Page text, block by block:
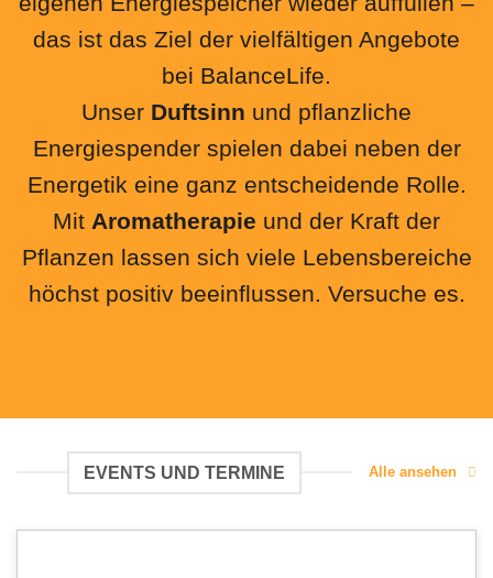
das ist das Ziel der vielfältigen Angebote
bei BalanceLife.
Unser Duftsinn und pflanzliche
Energiespender spielen dabei neben der
Energetik eine ganz entscheidende Rolle.
Mit Aromatherapie und der Kraft der
Pflanzen lassen sich viele Lebensbereiche
höchst positiv beeinflussen. Versuche es.
EVENTS UND TERMINE Alle ansehen